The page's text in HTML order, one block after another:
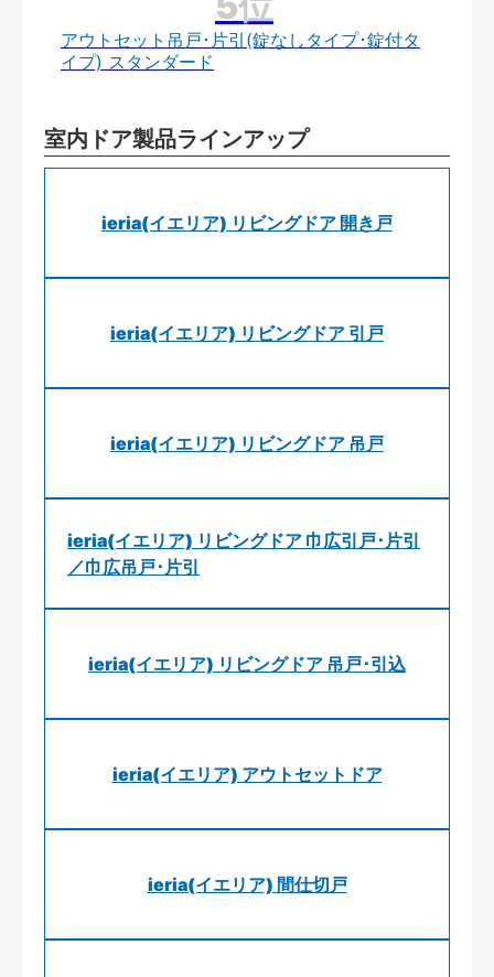
アウトセット吊戸･片引(錠なしタイプ･錠付タ
イプ) スタンダード
室内ドア製品ラインアップ
ieria(イエリア) リビングドア 開き戸
ieria(イエリア) リビングドア 引戸
ieria(イエリア) リビングドア 吊戸
ieria(イエリア) リビングドア 巾広引戸･片引
／巾広吊戸･片引
ieria(イエリア) リビングドア 吊戸･引込
ieria(イエリア) アウトセットドア
ieria(イエリア) 間仕切戸